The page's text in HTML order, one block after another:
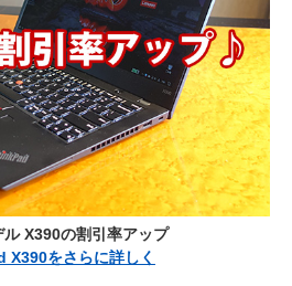
X390の割引率アップ
X390をさらに詳しく